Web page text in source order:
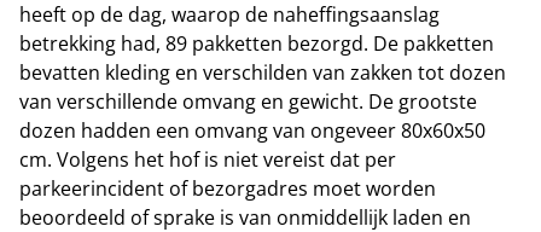
heeft op de dag, waarop de naheffingsaanslag
betrekking had, 89 pakketten bezorgd. De pakketten
bevatten kleding en verschilden van zakken tot dozen
van verschillende omvang en gewicht. De grootste
dozen hadden een omvang van ongeveer 80x60x50
cm. Volgens het hof is niet vereist dat per
parkeerincident of bezorgadres moet worden
beoordeeld of sprake is van onmiddellijk laden en